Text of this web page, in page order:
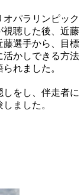
パラリンピック
視聴した後、近藤
藤選手から、目標
活かしできる方法
れました。
をし、伴走者に
ました。